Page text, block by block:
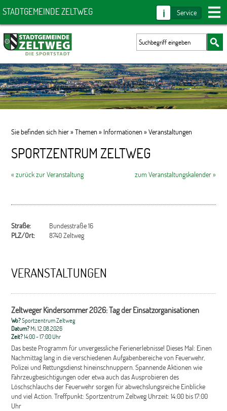
STADTGEMEINDE ZELTWEG i Service
Sie befinden sich hier »Themen» Informationen»Veranstaltungen
SPORTZENTRUM ZELTWEG
« zurück zur Veranstaltung zum Veranstaltungskalender »
Straße:
Bundesstraße 16
PLZ/Ort:
8740 Zeltweg
VERANSTALTUNGEN
Zeltweger Kindersommer 2026: Tag der Einsatzorganisationen
Wo?Sportzentrum Zeltweg
Datum?Mi, 12.08.2026
Zeit?14:00 - 17:00 Uhr
Das beste Programm für unvergessliche Ferienerlebnisse! Dieses Mal: Einen
Nachmittag lang in die verschiedenen Aufgabenbereiche von Feuerwehr,
Polizei und Rettungsdienst hineinschnuppern. Spannende Aktionen wie
Fahrzeugbesichtigungen oder etwa auch das Ausprobieren des
Löschschlauchs der Feuerwehr sorgen für abwechslungsreiche Einblicke
und viel Action. Treffpunkt: Sportzentrum Zeltweg Uhrzeit: 14:00 bis 17:00
Uhr